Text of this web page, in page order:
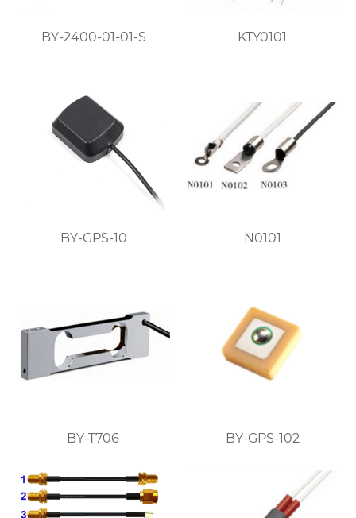
BY-2400-01-01-S KTY0101
BY-GPS-10 N0101
BY-T706 BY-GPS-102